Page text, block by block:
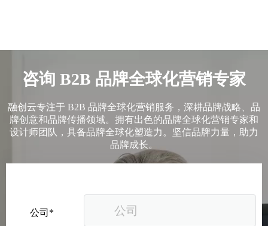
咨询 B2B 品牌全球化营销专家
融创云专注于 B2B 品牌全球化营销服务，深耕品牌战略、品
牌创意和品牌传播领域。拥有出色的品牌全球化营销专家和
设计师团队，具备品牌全球化塑造力。坚信品牌力量，助力
品牌成长。
公司*